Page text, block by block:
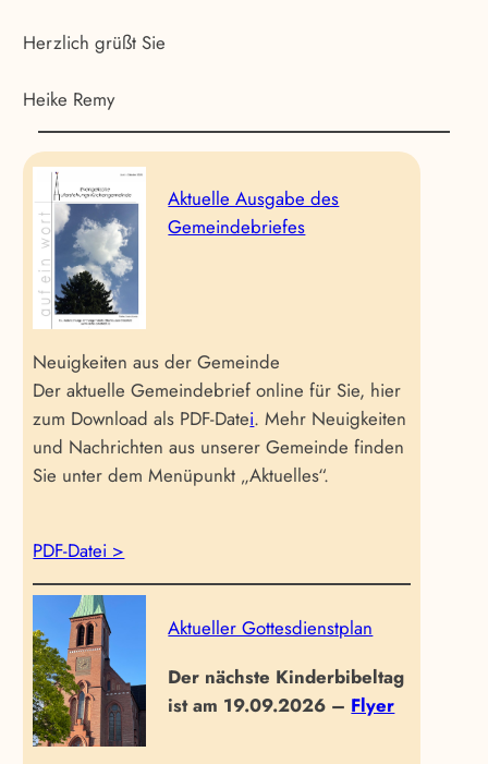
Herzlich grüßt Sie
Heike Remy
Aktuelle Ausgabe des
Gemeindebriefes
Neuigkeiten aus der Gemeinde
Der aktuelle Gemeindebrief online für Sie, hier
zum Download als PDF-Datei. Mehr Neuigkeiten
und Nachrichten aus unserer Gemeinde finden
Sie unter dem Menüpunkt „Aktuelles“.
PDF-Datei >
Aktueller Gottesdienstplan
Der nächste Kinderbibeltag
ist am 19.09.2026 – Flyer